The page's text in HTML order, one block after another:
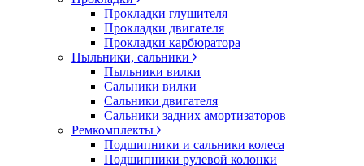
Прокладки глушителя
Прокладки двигателя
Прокладки карбюратора
Пыльники, сальники
Пыльники вилки
Сальники вилки
Сальники двигателя
Сальники задних амортизаторов
Ремкомплекты
Подшипники и сальники колеса
Подшипники рулевой колонки